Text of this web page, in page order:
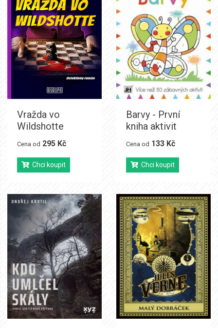
Vražda vo
Wildshotte
Cena od 295 Kč
Chci koupit
Barvy - První
kniha aktivit
Cena od 133 Kč
Chci koupit